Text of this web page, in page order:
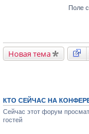
Поле
Новая тема
КТО СЕЙЧАС НА
Сейчас этот форум
гостей